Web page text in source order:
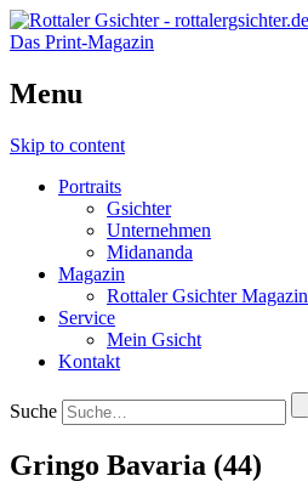
Das Print-Magazin
Menu
Skip to content
Portraits
Gsichter
Unternehmen
Midananda
Magazin
Rottaler Gsichter Magazin
Service
Mein Gsicht
Kontakt
Suche
Gringo Bavaria (44)